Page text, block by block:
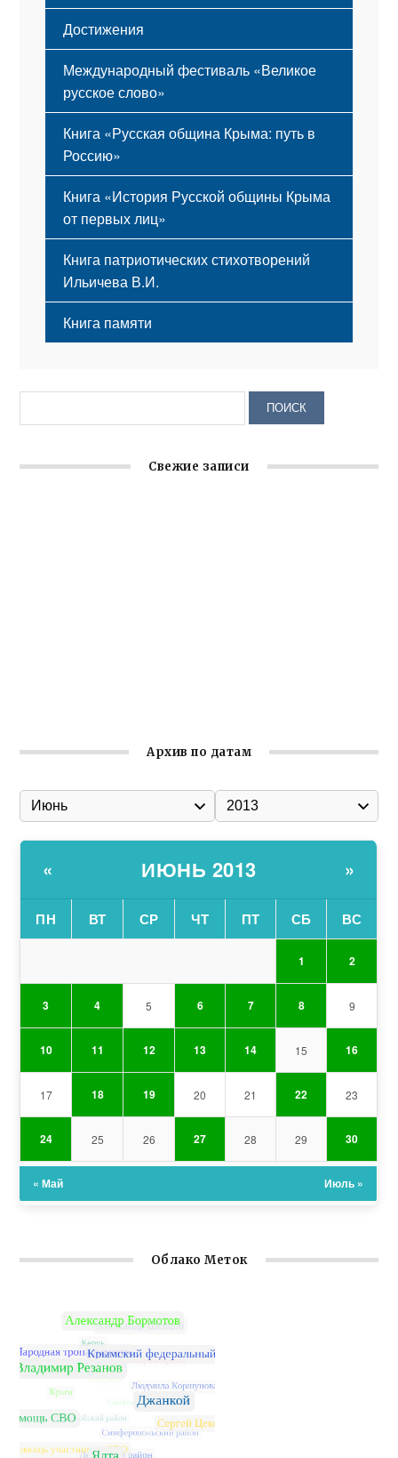
Достижения
Международный фестиваль «Великое
русское слово»
Книга «Русская община Крыма: путь в
Россию»
Книга «История Русской общины Крыма
от первых лиц»
Книга патриотических стихотворений
Ильичева В.И.
Книга памяти
Свежие записи
Архив по датам
« ИЮНЬ 2013 »
ПН ВТ СР ЧТ ПТ СБ ВС
1 2
3 4 5 6 7 8 9
10 11 12 13 14 15 16
17 18 19 20 21 22 23
24 25 26 27 28 29 30
« Май Июль »
Облако Меток